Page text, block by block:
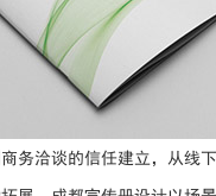
务洽谈的信任建立，从线